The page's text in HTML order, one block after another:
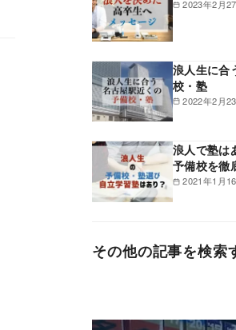
2023年2月
2022年2月
浪人生に合
校・塾
2021年1月
浪人で塾は
予備校を徹
その他の記事を検索